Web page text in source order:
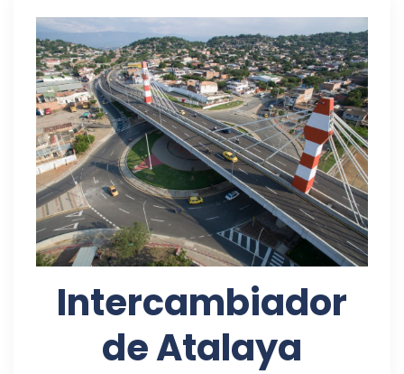
Intercambiador
de Atalaya